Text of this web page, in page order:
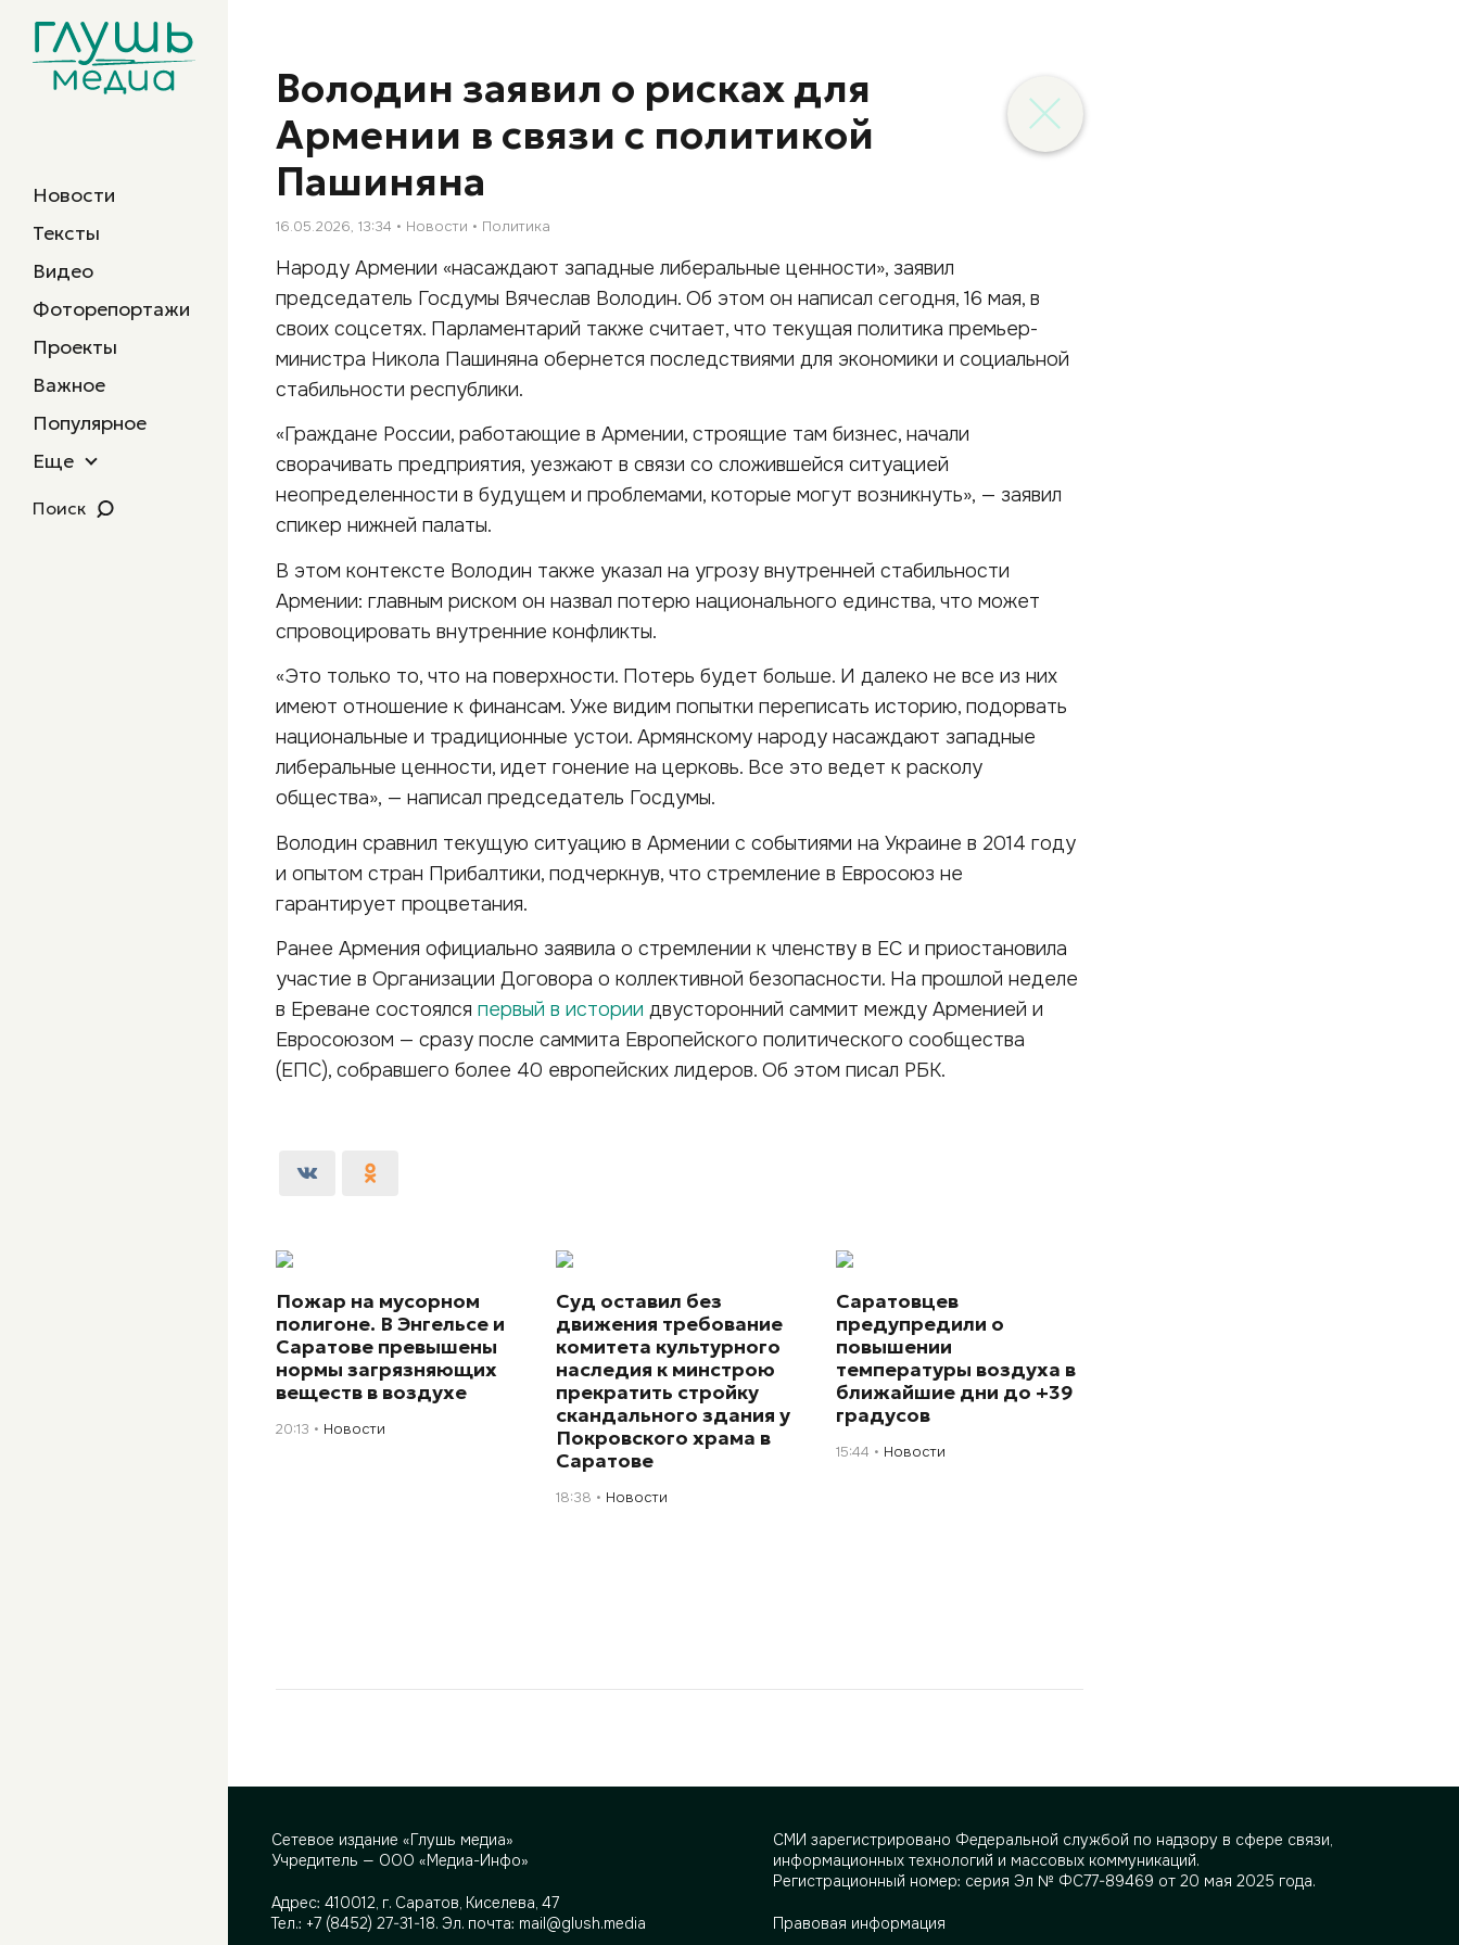
Новости
Тексты
Видео
Фоторепортажи
Проекты
Важное
Популярное
Еще
Поиск
Володин заявил о рисках для
Армении в связи с политикой
Пашиняна
16.05.2026, 13:34 Новости Политика
Народу Армении «насаждают западные либеральные ценности», заявил
председатель Госдумы Вячеслав Володин. Об этом он написал сегодня, 16 мая, в
своих соцсетях. Парламентарий также считает, что текущая политика премьер-
министра Никола Пашиняна обернется последствиями для экономики и социальной
стабильности республики.
«Граждане России, работающие в Армении, строящие там бизнес, начали
сворачивать предприятия, уезжают в связи со сложившейся ситуацией
неопределенности в будущем и проблемами, которые могут возникнуть», — заявил
спикер нижней палаты.
В этом контексте Володин также указал на угрозу внутренней стабильности
Армении: главным риском он назвал потерю национального единства, что может
спровоцировать внутренние конфликты.
«Это только то, что на поверхности. Потерь будет больше. И далеко не все из них
имеют отношение к финансам. Уже видим попытки переписать историю, подорвать
национальные и традиционные устои. Армянскому народу насаждают западные
либеральные ценности, идет гонение на церковь. Все это ведет к расколу
общества», — написал председатель Госдумы.
Володин сравнил текущую ситуацию в Армении с событиями на Украине в 2014 году
и опытом стран Прибалтики, подчеркнув, что стремление в Евросоюз не
гарантирует процветания.
Ранее Армения официально заявила о стремлении к членству в ЕС и приостановила
участие в Организации Договора о коллективной безопасности. На прошлой неделе
в Ереване состоялся первый в истории двусторонний саммит между Арменией и
Евросоюзом — сразу после саммита Европейского политического сообщества
(ЕПС), собравшего более 40 европейских лидеров. Об этом писал РБК.
Пожар на мусорном
полигоне. В Энгельсе и
Саратове превышены
нормы загрязняющих
веществ в воздухе
20:13 Новости
Суд оставил без
движения требование
комитета культурного
наследия к минстрою
прекратить стройку
скандального здания у
Покровского храма в
Саратове
18:38 Новости
Саратовцев
предупредили о
повышении
температуры воздуха в
ближайшие дни до +39
градусов
15:44 Новости
Сетевое издание «Глушь медиа»
Учредитель — ООО «Медиа-Инфо»
Адрес: 410012, г. Саратов, Киселева, 47
Тел.: +7 (8452) 27-31-18. Эл. почта: mail@glush.media
СМИ зарегистрировано Федеральной службой по надзору в сфере связи,
информационных технологий и массовых коммуникаций.
Регистрационный номер: серия Эл № ФС77-89469 от 20 мая 2025 года.
Правовая информация